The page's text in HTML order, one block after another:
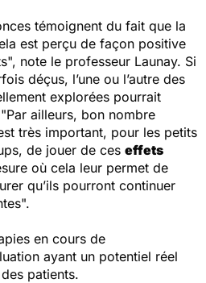
témoignent du fait que la
est perçu de façon positive
note le professeur Launay. Si
déçus, l’une ou l’autre des
explorées pourrait
ailleurs, bon nombre
très important, pour les petits
de jouer de ces effets
où cela leur permet de
qu’ils pourront continuer
en cours de
ayant un potentiel réel
patients.